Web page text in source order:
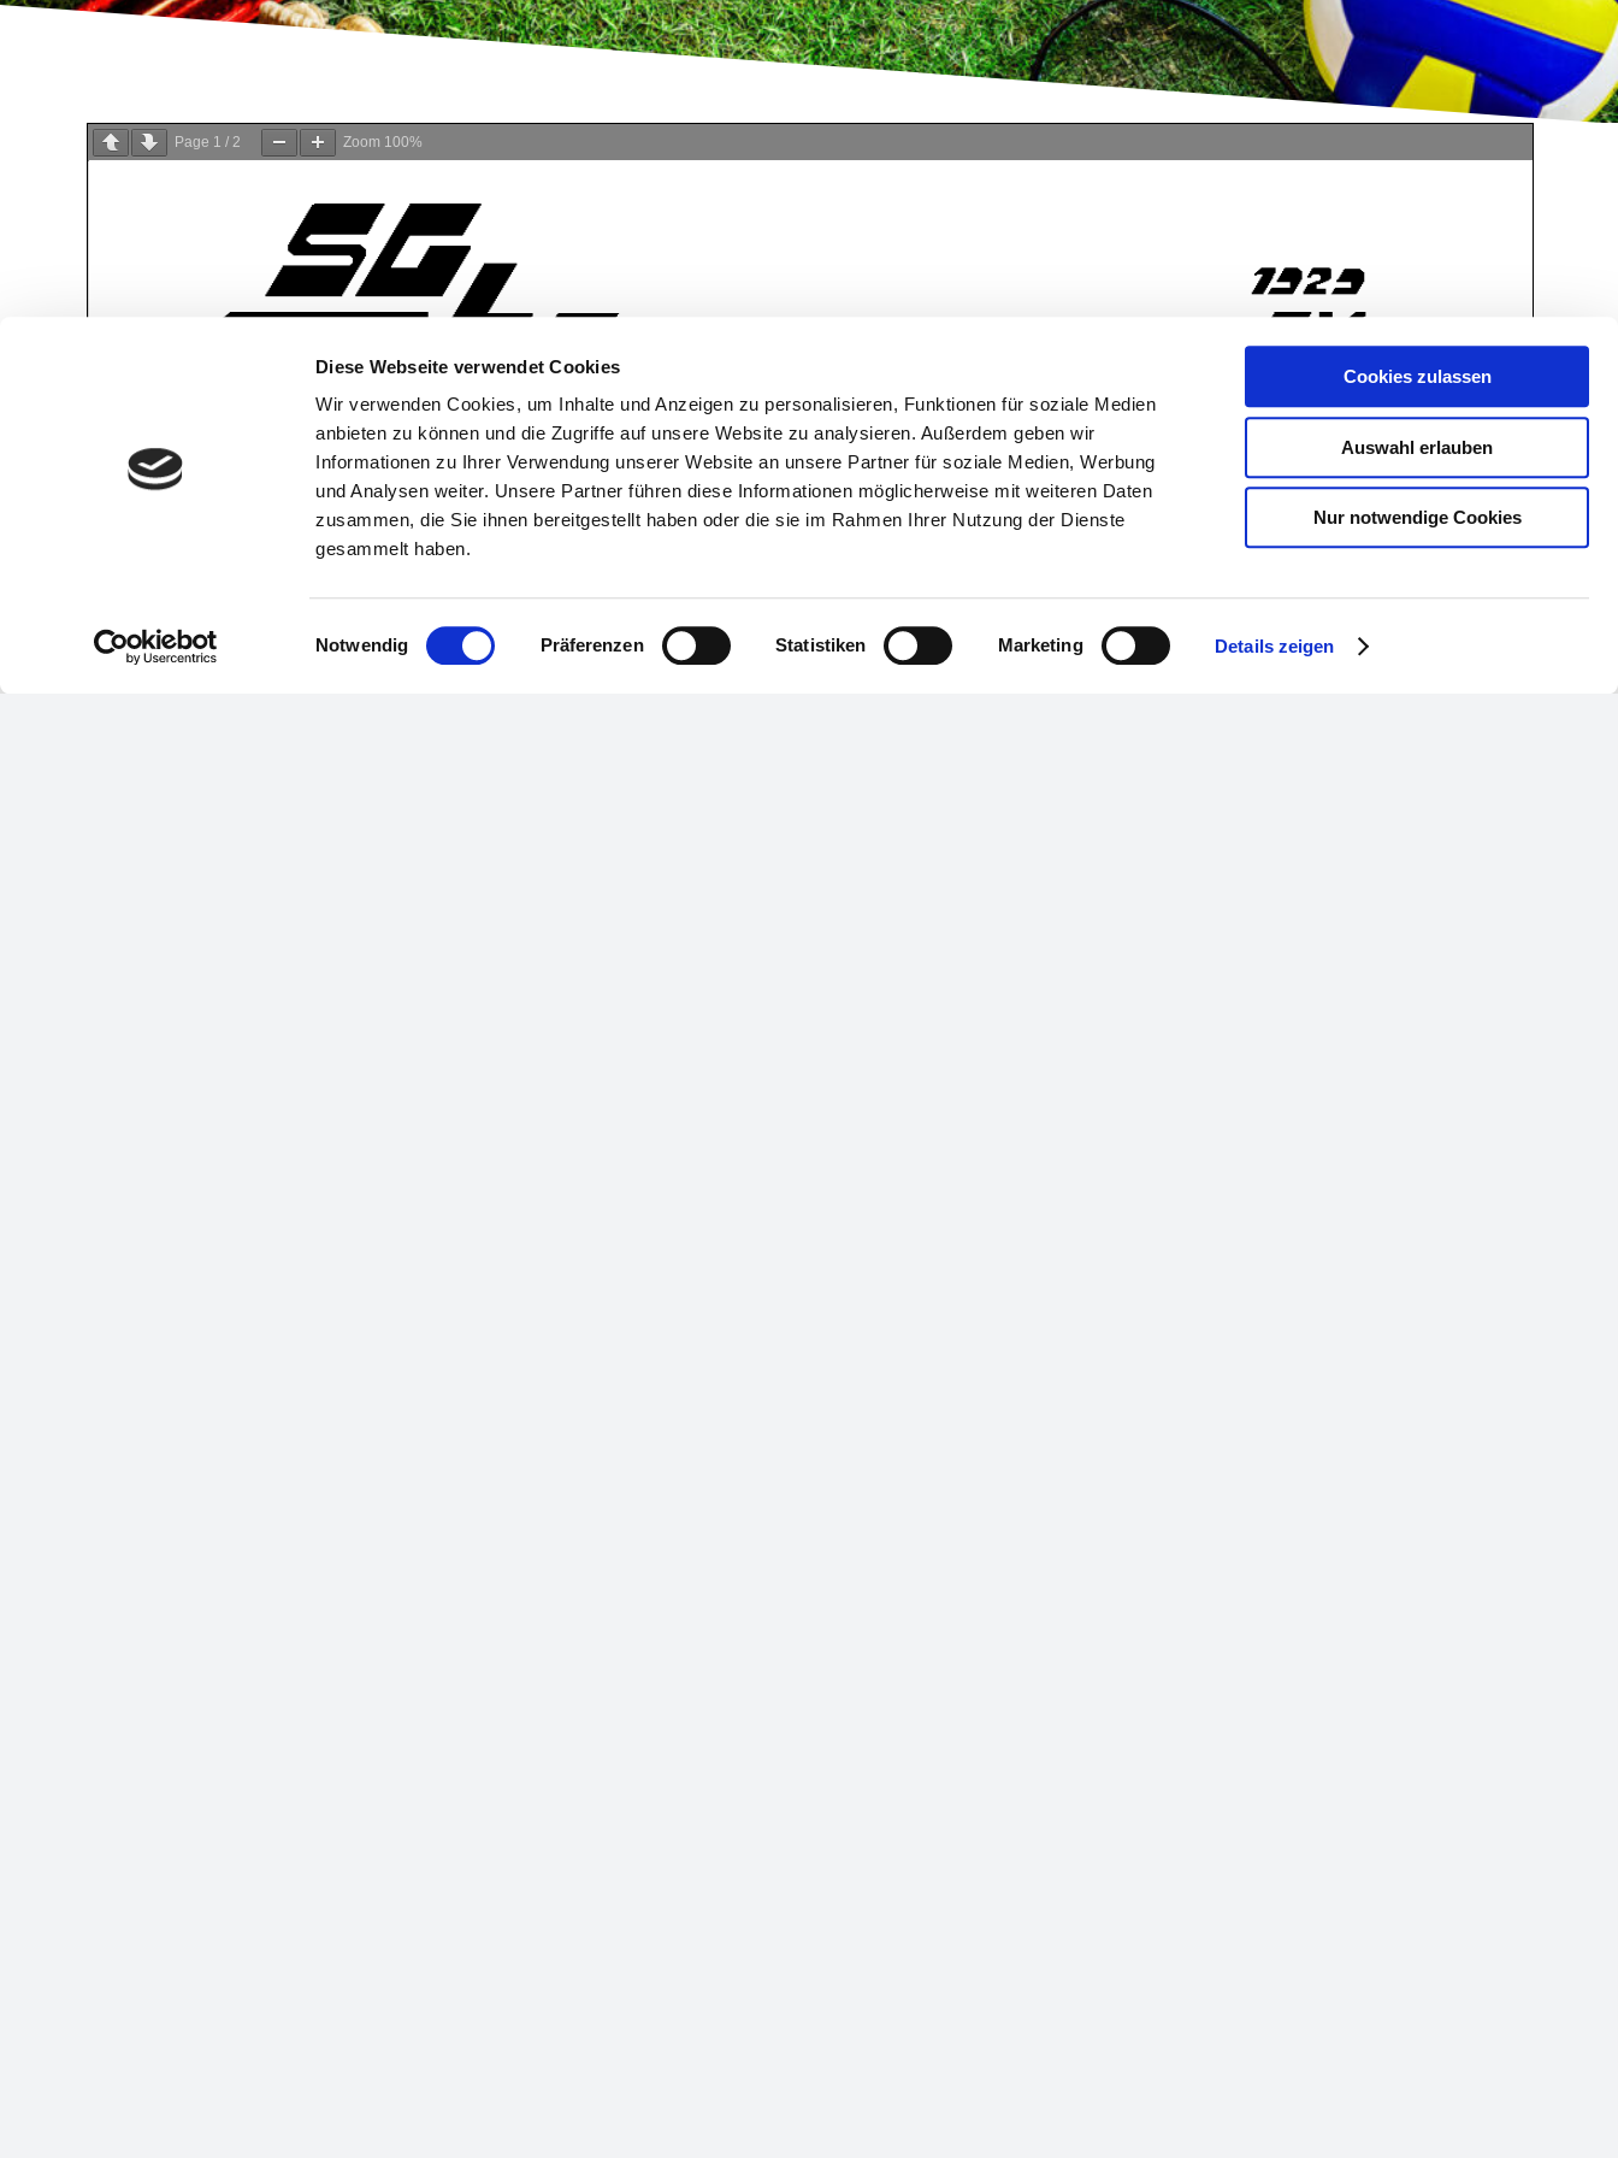
Diese Webseite verwendet Cookies
Wir verwenden Cookies, um Inhalte und Anzeigen zu personalisieren, Funktionen für soziale Medien
anbieten zu können und die Zugriffe auf unsere Website zu analysieren. Außerdem geben wir
Informationen zu Ihrer Verwendung unserer Website an unsere Partner für soziale Medien, Werbung
und Analysen weiter. Unsere Partner führen diese Informationen möglicherweise mit weiteren Daten
zusammen, die Sie ihnen bereitgestellt haben oder die sie im Rahmen Ihrer Nutzung der Dienste
gesammelt haben.
Einwilligungsauswahl
Notwendig Präferenzen Statistiken Marketing Details zeigen
Cookies zulassen
Auswahl erlauben
Nur notwendige Cookies
Page 1 / 2 Zoom 100%